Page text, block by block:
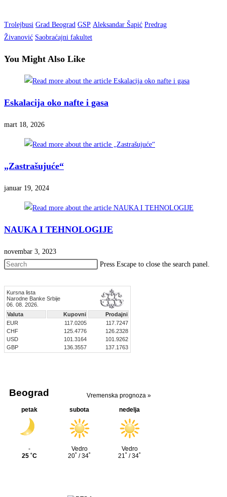
Trolejbusi Grad Beograd GSP Aleksandar Šapić Predrag
Živanović Saobraćajni fakultet
You Might Also Like
Eskalacija oko nafte i gasa
mart 18, 2026
„Zastrašujuće“
januar 19, 2024
NAUKA I TEHNOLOGIJE
novembar 3, 2023
Press Escape to close the search panel.